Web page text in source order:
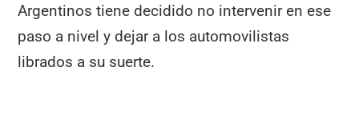
Argentinos tiene decidido no intervenir en ese
paso a nivel y dejar a los automovilistas
librados a su suerte.